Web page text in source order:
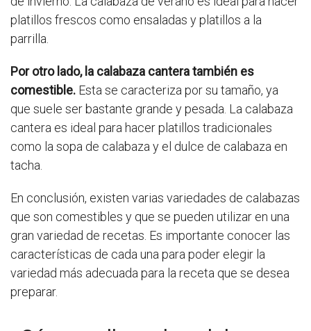
platillos frescos como ensaladas y platillos a la
parrilla.
Por otro lado, la calabaza cantera también es
comestible. Esta se caracteriza por su tamaño, ya
que suele ser bastante grande y pesada. La calabaza
cantera es ideal para hacer platillos tradicionales
como la sopa de calabaza y el dulce de calabaza en
tacha.
En conclusión, existen varias variedades de calabazas
que son comestibles y que se pueden utilizar en una
gran variedad de recetas. Es importante conocer las
características de cada una para poder elegir la
variedad más adecuada para la receta que se desea
preparar.